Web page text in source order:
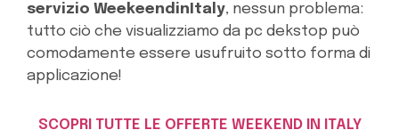
servizio WeekeendinItaly, nessun problema:
tutto ciò che visualizziamo da pc dekstop può
comodamente essere usufruito sotto forma di
applicazione!
SCOPRI TUTTE LE OFFERTE WEEKEND IN ITALY